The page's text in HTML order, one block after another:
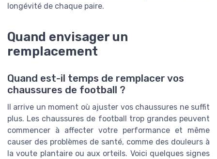
longévité de chaque paire.
Quand envisager un
remplacement
Quand est-il temps de remplacer vos
chaussures de football ?
Il arrive un moment où ajuster vos chaussures ne suffit
plus. Les chaussures de football trop grandes peuvent
commencer à affecter votre performance et même
causer des problèmes de santé, comme des douleurs à
la voute plantaire ou aux orteils. Voici quelques signes